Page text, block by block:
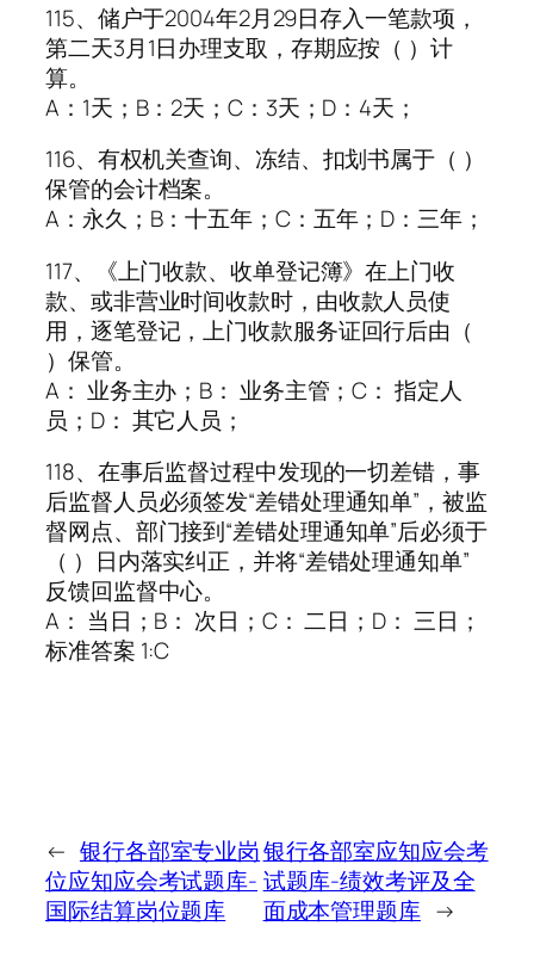
115、储户于2004年2月29日存入一笔款项，
第二天3月1日办理支取，存期应按（ ）计
算。
A：1天；B：2天；C：3天；D：4天；
116、有权机关查询、冻结、扣划书属于（ ）
保管的会计档案。
A：永久；B：十五年；C：五年；D：三年；
117、《上门收款、收单登记簿》在上门收
款、或非营业时间收款时，由收款人员使
用，逐笔登记，上门收款服务证回行后由（
）保管。
A： 业务主办；B： 业务主管；C： 指定人
员；D： 其它人员；
118、在事后监督过程中发现的一切差错，事
后监督人员必须签发“差错处理通知单”，被监
督网点、部门接到“差错处理通知单”后必须于
（ ）日内落实纠正，并将“差错处理通知单”
反馈回监督中心。
A： 当日；B： 次日；C： 二日；D： 三日；
标准答案 1:C
← 银行各部室专业岗
位应知应会考试题库-
国际结算岗位题库
银行各部室应知应会考
试题库-绩效考评及全
面成本管理题库 →